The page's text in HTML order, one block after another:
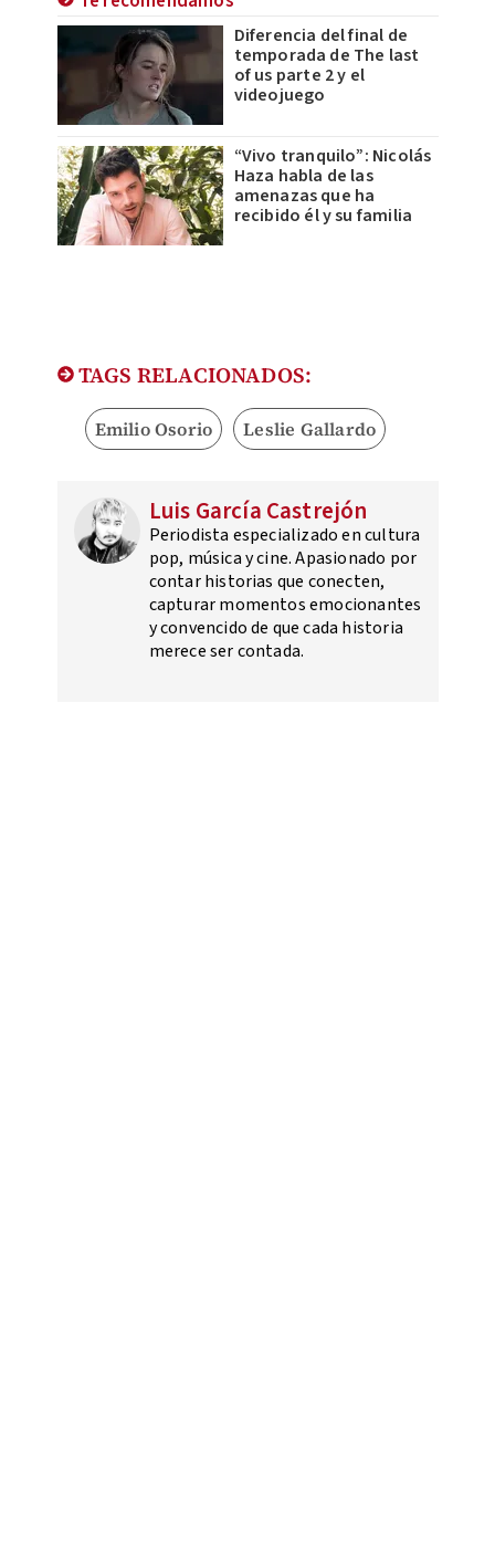
Diferencia del final de
temporada de The last
of us parte 2 y el
videojuego
“Vivo tranquilo”: Nicolás
Haza habla de las
amenazas que ha
recibido él y su familia
TAGS RELACIONADOS:
Emilio Osorio Leslie Gallardo
Luis García Castrejón
Periodista especializado en cultura
pop, música y cine. Apasionado por
contar historias que conecten,
capturar momentos emocionantes
y convencido de que cada historia
merece ser contada.